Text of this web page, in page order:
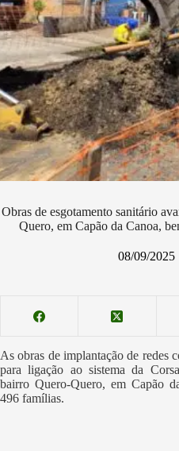
Obras de esgotamento sanitário
Quero, em Capão da Canoa,
08/09/2025
As obras de implantação de redes
para ligação ao sistema da
bairro Quero-Quero, em Capão
496 famílias.